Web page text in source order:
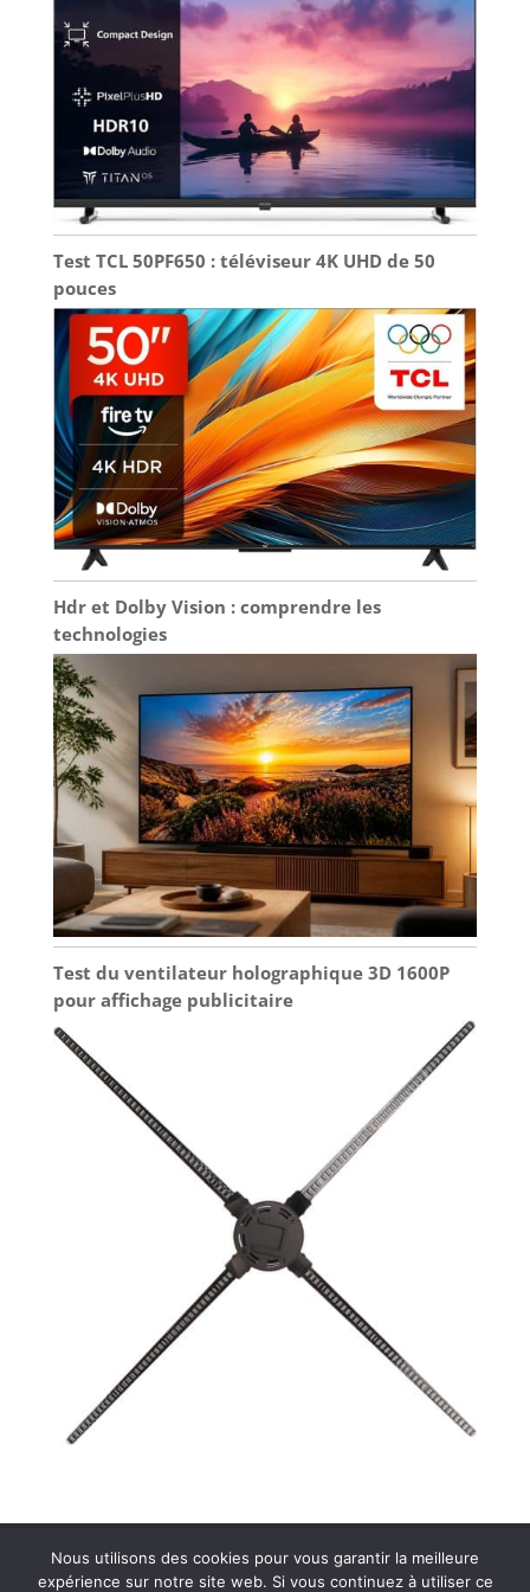
Test TCL 50PF650 : téléviseur 4K UHD de 50
pouces
Hdr et Dolby Vision : comprendre les
technologies
Test du ventilateur holographique 3D 1600P
pour affichage publicitaire
Contactez MDS Cinéson
Plan de site
Politique de confidentialité
Mentions légales
Nous utilisons des cookies pour vous garantir la meilleure
expérience sur notre site web. Si vous continuez à utiliser ce